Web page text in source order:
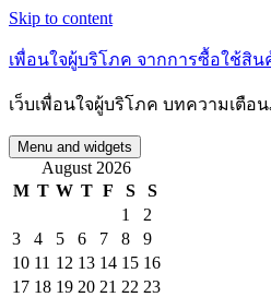
Skip to content
เพื่อนใจผู้บริโภค จากการซื้อใช้สิน
เว็บเพื่อนใจผู้บริโภค บทความเตื
Menu and widgets
August 2026
M T W T F S
S
1
2
3
4 5 6 7 8
9
10 11 12 13 14 15 16
17 18 19 20 21 22 23